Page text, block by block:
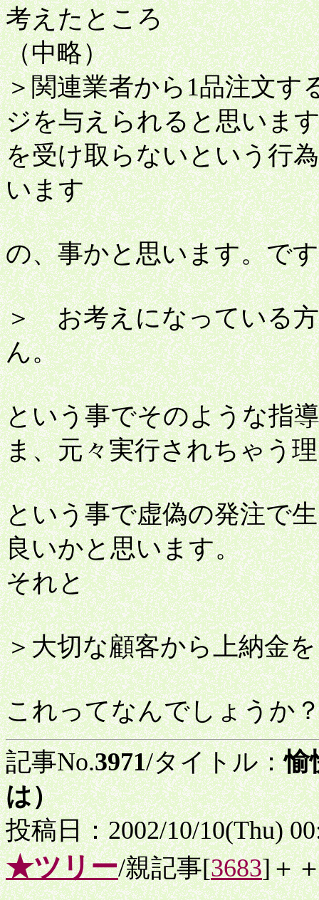
考えたところ
（中略）
＞関連業者から1品注文す
ジを与えられると思いま
を受け取らないという行
います
の、事かと思います。で
＞ お考えになっている
ん。
という事でそのような指
ま、元々実行されちゃう
という事で虚偽の発注で
良いかと思います。
それと
＞大切な顧客から上納金
これってなんでしょうか
記事No.3971/タイトル：愉
は）
投稿日：2002/10/10(Thu)
★ツリー/親記事[3683]＋